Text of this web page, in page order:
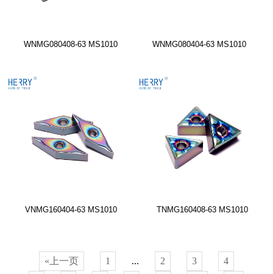
WNMG080408-63 MS1010 WNMG080404-63 MS1010
VNMG160404-63 MS1010 TNMG160408-63 MS1010
«上一页 1 ... 2 3
4